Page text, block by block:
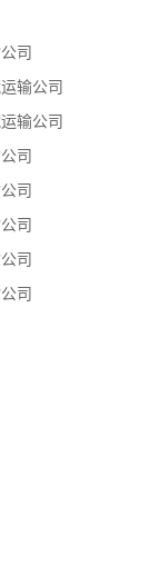
司
输公司
输公司
司
司
司
司
司